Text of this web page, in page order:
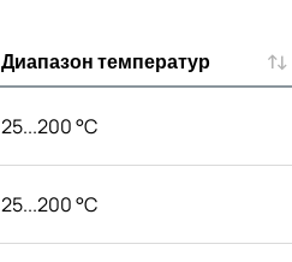
Диапазон температур
25...200 °C
25...200 °C